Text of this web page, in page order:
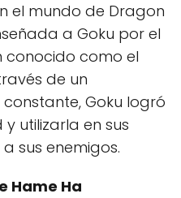
el mundo de Dragon
a Goku por el
conocido como el
de un
Goku logró
utilizarla en sus
sus enemigos.
Hame Ha